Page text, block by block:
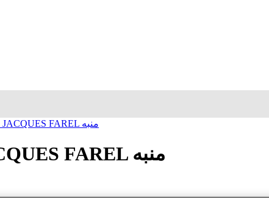
ساعة معصم زاک فارل JACQUES FAREL منبه
ساعة معصم زاک فارل JACQUES FAREL منبه